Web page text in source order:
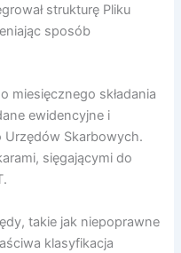
strukturę Pliku
sposób
miesięcznego składania
ewidencyjne i
Urzędów Skarbowych.
sięgającymi do
takie jak niepoprawne
klasyfikacja